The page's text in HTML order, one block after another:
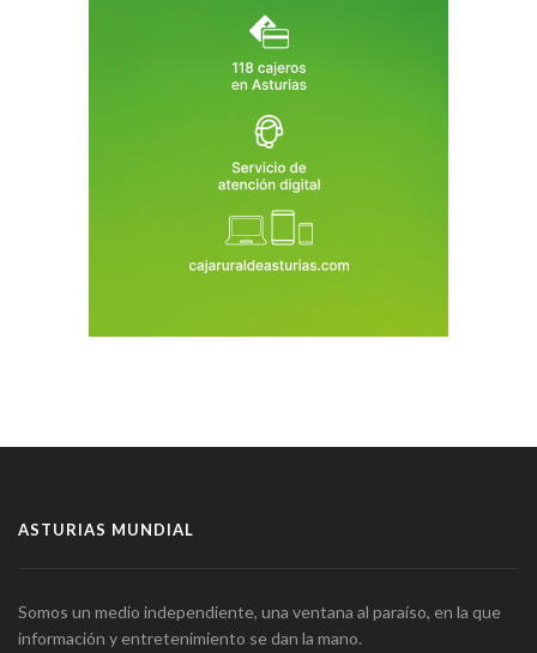
ASTURIAS MUNDIAL
Somos un medio independiente, una ventana al paraíso, en la que
información y entretenimiento se dan la mano.